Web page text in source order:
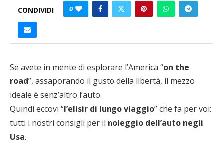
CONDIVIDI 0
Se avete in mente di esplorare l’America “on the
road”, assaporando il gusto della libertà, il mezzo
ideale è senz’altro l’auto.
Quindi eccovi “l’elisir di lungo viaggio” che fa per voi:
tutti i nostri consigli per il noleggio dell’auto negli
Usa.